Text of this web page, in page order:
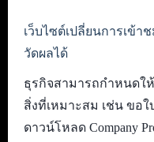
เว็บไซต์เปลี่ยนการเข้า
วัดผลได้
ธุรกิจสามารถกำหนดใ
สิ่งที่เหมาะสม เช่น ขอ
ดาวน์โหลด Company